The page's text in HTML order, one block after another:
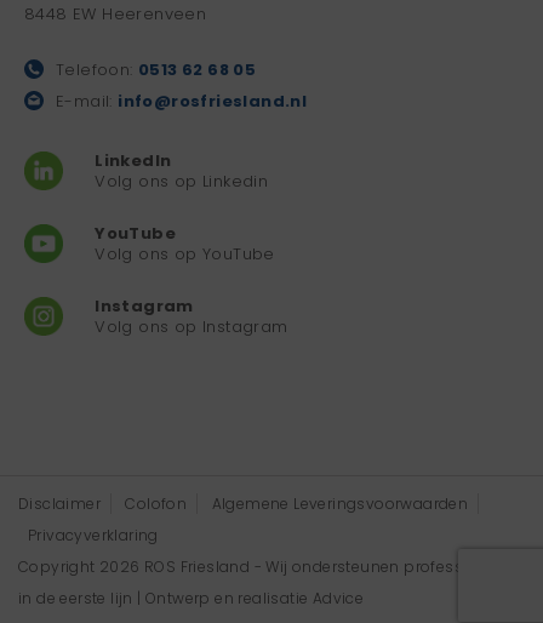
8448 EW Heerenveen
Telefoon: 0513 62 68 05
E-mail: info@rosfriesland.nl
LinkedIn
Volg ons op Linkedin
YouTube
Volg ons op YouTube
Instagram
Volg ons op Instagram
Disclaimer Colofon
Algemene Leveringsvoorwaarden
Privacyverklaring
Copyright 2026 ROS Friesland - Wij ondersteunen professionals
in de eerste lijn | Ontwerp en realisatie Advice